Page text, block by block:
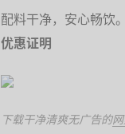
配料干净，安心畅饮。
优惠证明
下载干净清爽无广告的